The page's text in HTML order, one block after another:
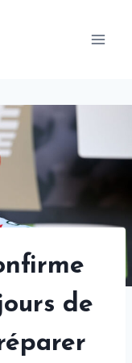
de